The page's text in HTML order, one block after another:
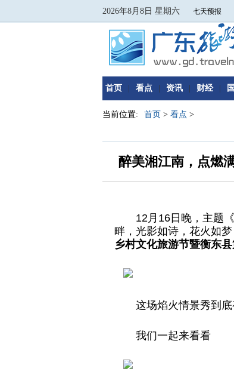
2026年8月8日 星期六
首页 看点 资讯 财经
当前位置: 首页 > 看点 >
醉美湘江南，点燃
12月16日晚，主题
畔，光影如诗，花火如
乡村文化旅游节暨衡东
这场焰火情景秀到底
我们一起来看看